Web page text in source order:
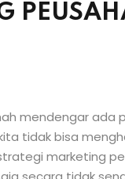
mendengar
tidak bisa
marketing